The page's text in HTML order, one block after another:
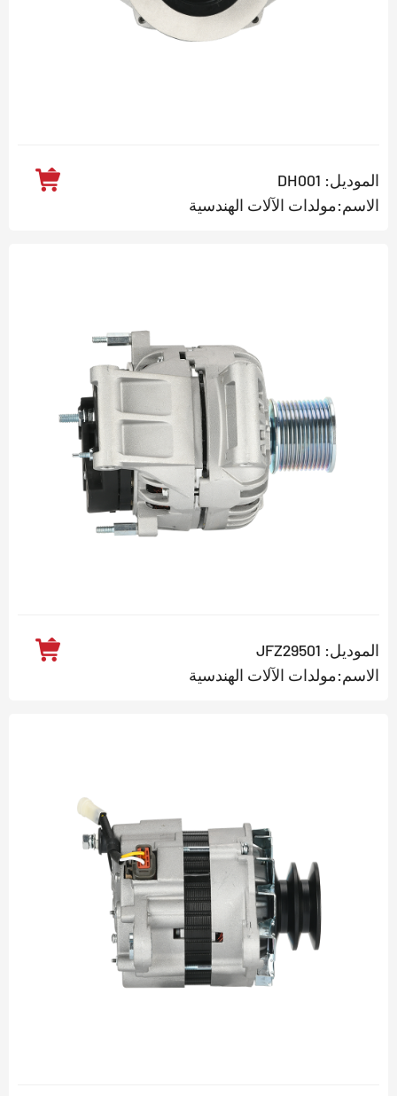
الموديل: DH001
الاسم:مولدات الآلات الهندسية
الموديل: JFZ29501
الاسم:مولدات الآلات الهندسية